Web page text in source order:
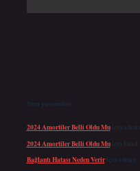
Son yorumlar
2024 Amortiler Belli Oldu Muiçin admin
2024 Amortiler Belli Oldu Muiçin Emel
Bağlantı Hatası Neden Veririçin admin